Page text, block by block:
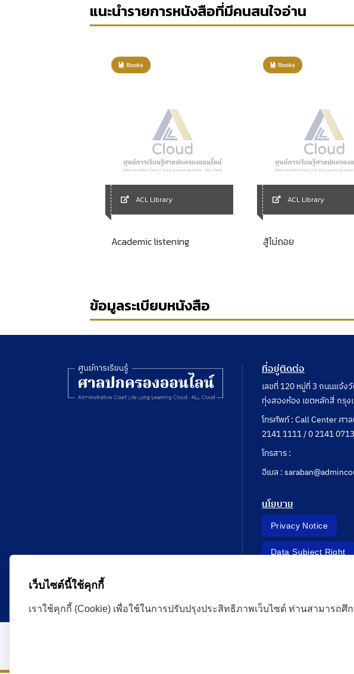
แนะนำรายการหนังสือที่มีคนสนใจอ่าน
ACL Library
Academic listening
ACL Library
สู้ไม่ถอย
ข้อมูลระเบียบหนังสือ
ที่อยู่ติดต่อ
เลขที่ 120 หมู่ที่ 3 ถนนแจ้ง
ทุ่งสองห้อง เขตหลักสี่ กรุง
โทรศัพท์ : Call Center ศา
2141 1111 / 0 2141 0713
โทรสาร :
อีเมล :
นโยบาย
Privacy Notice
Data Subject Right
เว็บไซต์นี้ใช้คุกกี้
เราใช้คุกกี้ (Cookie) เพื่อใช้ในการปรับปรุงประสิทธิภาพเว็บไซต์ ท่านสามารถ